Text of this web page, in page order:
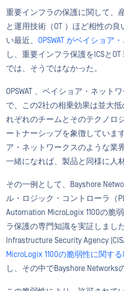
重要インフラの保護に関して、
と運用技術（OT ）ほど相性の
い最近、 OPSWAT がベイショア
し、重要インフラ保護をICSと
では、そうではなかった。
OPSWAT 、ベイショア・ネット
で、この2社の相乗効果は並大
れぞれのチームとそのテクノロ
ートナーシップを象徴しています
ア・ネットワークスのような業
一緒になれば、製品と同様に人
その一例として、Bayshore
ル・ロジック・コントローラ（
Automation MicroLogix 1100の脆
ラ保護の専門知識を実証しまし
Infrastructure Security Agency
MicroLogix 1100の脆弱性に関す
し、その中でBayshore Networks